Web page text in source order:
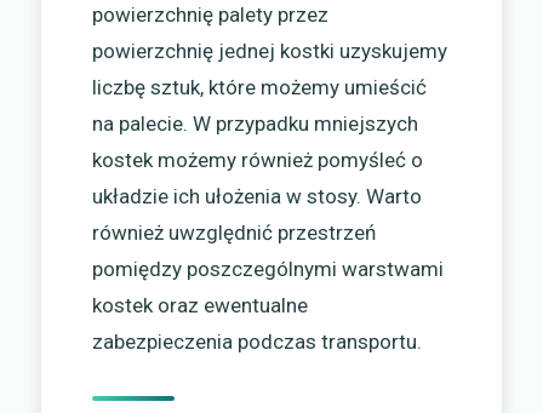
powierzchnię palety przez
powierzchnię jednej kostki uzyskujemy
liczbę sztuk, które możemy umieścić
na palecie. W przypadku mniejszych
kostek możemy również pomyśleć o
układzie ich ułożenia w stosy. Warto
również uwzględnić przestrzeń
pomiędzy poszczególnymi warstwami
kostek oraz ewentualne
zabezpieczenia podczas transportu.